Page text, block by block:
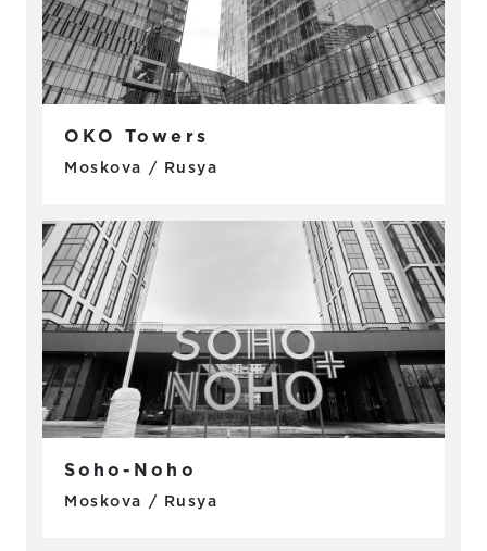
OKO Towers
Moskova / Rusya
Soho-Noho
Moskova / Rusya